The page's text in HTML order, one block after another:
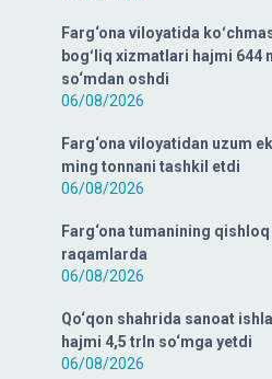
Farg‘ona viloyatida
bogʻliq xizmatlari hajmi 644
so‘mdan oshdi
06/08/2026
Farg‘ona viloyatidan uzum
ming tonnani tashkil etdi
06/08/2026
Farg‘ona tumanining qishloq
raqamlarda
06/08/2026
Qo‘qon shahrida sanoat
hajmi 4,5 trln so‘mga yetdi
06/08/2026